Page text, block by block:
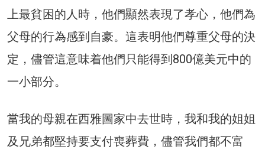
上最貧困的人時，他們顯然表現了孝心，他們為
父母的行為感到自豪。這表明他們尊重父母的決
定，儘管這意味着他們只能得到800億美元中的
一小部分。
當我的母親在西雅圖家中去世時，我和我的姐姐
及兄弟都堅持要支付喪葬費，儘管我們都不富